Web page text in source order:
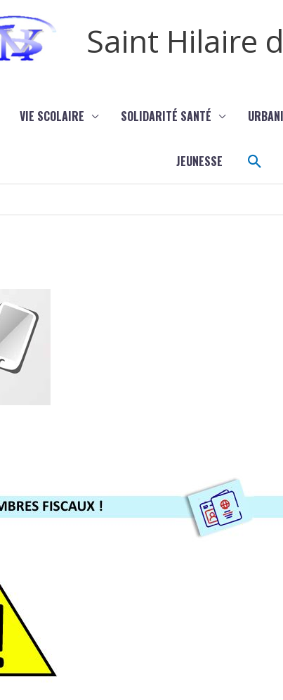
Saint Hilaire
VIE SCOLAIRE SOLIDARITÉ SANTÉ
JEUNESSE